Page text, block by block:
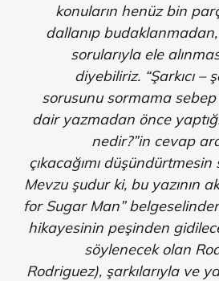
konuların henüz bin
dallanıp
sorularıyla ele
diyebiliriz. “Şarkıcı –
sorusunu sormama
dair yazmadan önce
nedir?”in cevap
çıkacağımı
Mevzu şudur ki, bu yazının
for Sugar Man”
hikayesinin peşinden
söylenecek olan
Rodriguez), şarkılarıyla ve